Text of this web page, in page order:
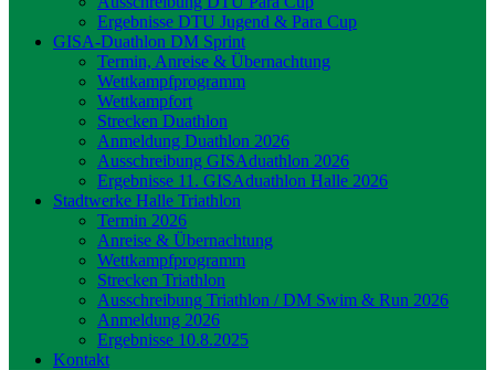
Ergebnisse DTU Jugend & Para Cup
GISA-Duathlon DM Sprint
Termin, Anreise & Übernachtung
Wettkampfprogramm
Wettkampfort
Strecken Duathlon
Anmeldung Duathlon 2026
Ausschreibung GISAduathlon 2026
Ergebnisse 11. GISAduathlon Halle 2026
Stadtwerke Halle Triathlon
Termin 2026
Anreise & Übernachtung
Wettkampfprogramm
Strecken Triathlon
Ausschreibung Triathlon / DM Swim & Run 2026
Anmeldung 2026
Ergebnisse 10.8.2025
Kontakt